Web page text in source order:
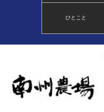
ひとこと